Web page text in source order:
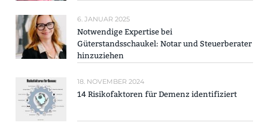
6. JANUAR 2025
Notwendige Expertise bei
Güterstandsschaukel: Notar und Steuerberater
hinzuziehen
18. NOVEMBER 2024
14 Risikofaktoren für Demenz identifiziert